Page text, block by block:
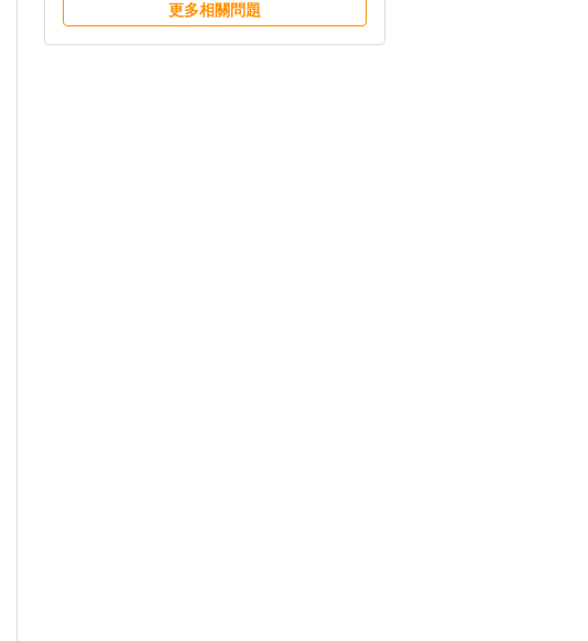
更多相關問題